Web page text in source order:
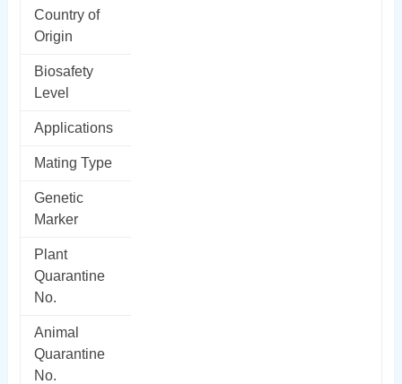
Country of
Origin
Biosafety
Level
Applications
Mating Type
Genetic
Marker
Plant
Quarantine
No.
Animal
Quarantine
No.